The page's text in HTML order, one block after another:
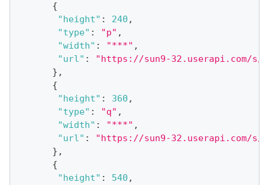
{
"height" : 240 ,
"type" : "p" ,
"width" : "***" ,
"url" :
"https://sun9-32.userapi.com/s/v1/
} ,
{
"height" : 360 ,
"type" : "q" ,
"width" : "***" ,
"url" :
"https://sun9-32.userapi.com/s/v1/
} ,
{
"height" : 540 ,